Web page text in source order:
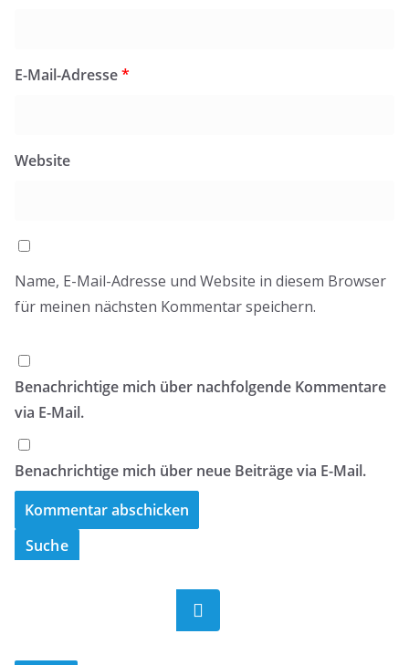
E-Mail-Adresse*
Website
Name, E-Mail-Adresse und Website in diesem Browser
für meinen nächsten Kommentar speichern.
Benachrichtige mich über nachfolgende Kommentare
via E-Mail.
Benachrichtige mich über neue Beiträge via E-Mail.
Suche
Suchen